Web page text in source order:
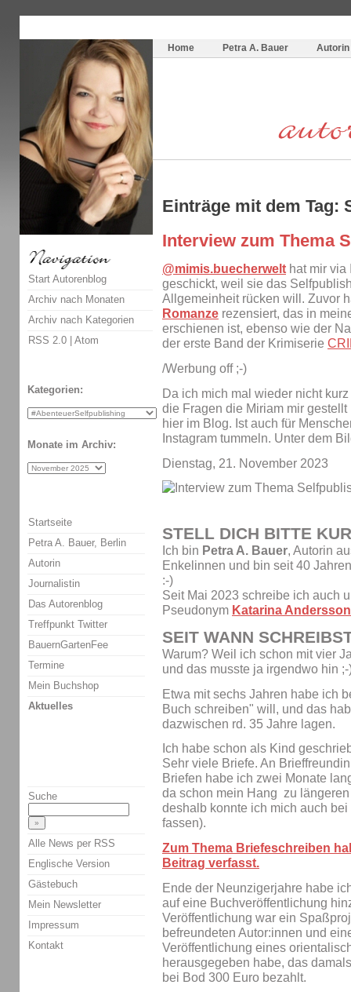
Home
Petra A. Bauer Autorin
Einträge mit dem Tag:
Interview zum Thema
@mimis.buecherwelt hat mir via
geschickt, weil sie das
Allgemeinheit rücken will. Zuvor
Romanze rezensiert, das in
erschienen ist, ebenso wie der
der erste Band der Krimiserie
/Werbung off ;-)
Da ich mich mal wieder nicht
die Fragen die Miriam mir
hier im Blog. Ist auch für
Instagram tummeln. Unter dem
Dienstag, 21. November 2023
STELL DICH BITTE
Ich bin Petra A. Bauer, Autorin
Enkelinnen und bin seit 40
:-)
Seit Mai 2023 schreibe ich auch
Pseudonym Katarina
SEIT WANN
Warum? Weil ich schon mit vier
und das musste ja irgendwo hin ;-
Etwa mit sechs Jahren habe ich
Buch schreiben" will, und das
dazwischen rd. 35 Jahre lagen.
Ich habe schon als Kind
Sehr viele Briefe. An
Briefen habe ich zwei Monate
da schon mein Hang zu
deshalb konnte ich mich auch
fassen).
Zum Thema Briefeschreiben
Beitrag verfasst.
Ende der Neunzigerjahre habe
auf eine Buchveröffentlichung
Veröffentlichung war ein
befreundeten Autor:innen und
Veröffentlichung eines
herausgegeben habe, das
bei Bod 300 Euro bezahlt.
Start Autorenblog
Archiv nach Monaten
Archiv nach Kategorien
RSS 2.0 | Atom
Kategorien:
Monate im Archiv:
Startseite
Petra A. Bauer, Berlin
Autorin
Journalistin
Das Autorenblog
Treffpunkt Twitter
BauernGartenFee
Termine
Mein Buchshop
Aktuelles
Suche
Alle News per RSS
Englische Version
Gästebuch
Mein Newsletter
Impressum
Kontakt